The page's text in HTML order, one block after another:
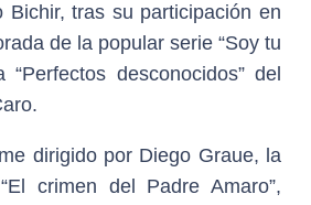
Bichir, tras su participación en
de la popular serie “Soy tu
desconocidos” del
dirigido por Diego Graue, la
crimen del Padre Amaro”,